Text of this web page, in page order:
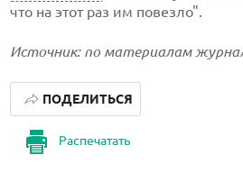
что на этот раз им повезло".
Источник: по материалам
Распечатать
ПОДЕЛИТЬСЯ